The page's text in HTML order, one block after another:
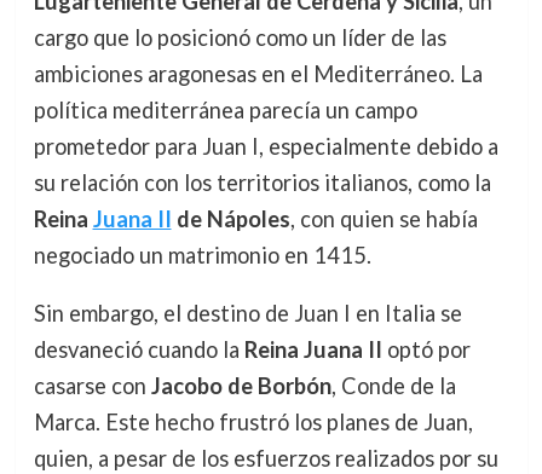
cargo que lo posicionó como un líder de las
ambiciones aragonesas en el Mediterráneo. La
política mediterránea parecía un campo
prometedor para Juan I, especialmente debido a
su relación con los territorios italianos, como la
Reina Juana II de Nápoles, con quien se había
negociado un matrimonio en 1415.
Sin embargo, el destino de Juan I en Italia se
desvaneció cuando la Reina Juana II optó por
casarse con Jacobo de Borbón, Conde de la
Marca. Este hecho frustró los planes de Juan,
quien, a pesar de los esfuerzos realizados por su